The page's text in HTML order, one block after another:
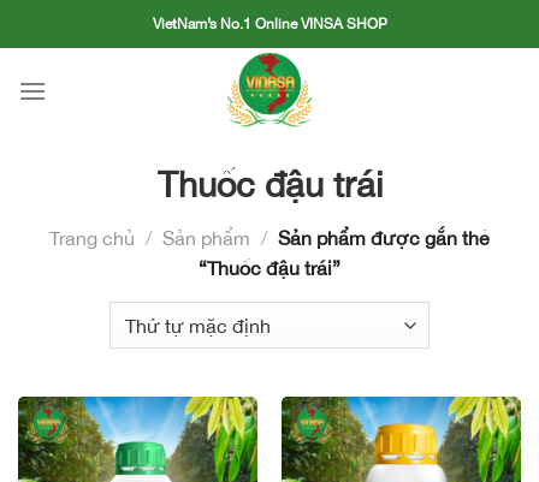
to
VietNam’s No.1 Online VINSA SHOP
Thuốc đậu trái
Trang chủ / Sản phẩm / Sản phẩm được gắn thẻ
“Thuốc đậu trái”